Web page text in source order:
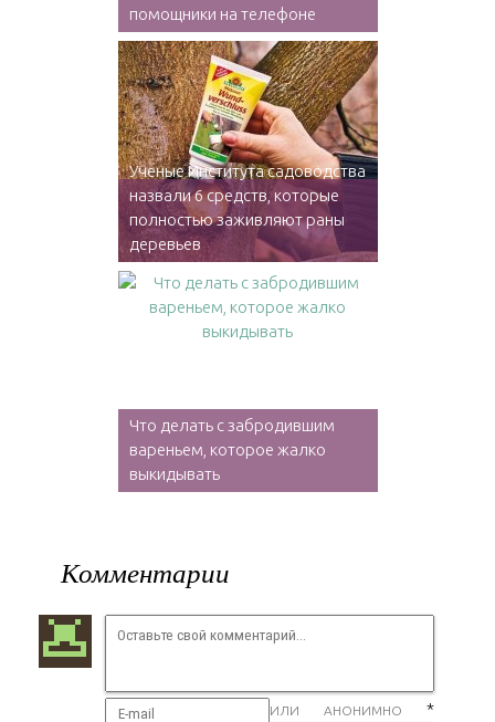
помощники на телефоне
Ученые Института садоводства
назвали 6 средств, которые
полностью заживляют раны
деревьев
Что делать с забродившим
вареньем, которое жалко
выкидывать
Комментарии
ИЛИ АНОНИМНО *